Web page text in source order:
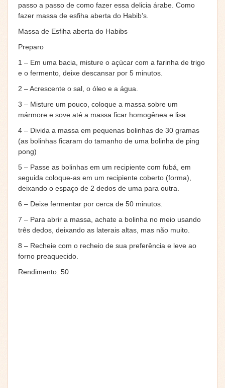
passo a passo de como fazer essa delicia árabe. Como
fazer massa de esfiha aberta do Habib’s.
Massa de Esfiha aberta do Habibs
Preparo
1 – Em uma bacia, misture o açúcar com a farinha de trigo
e o fermento, deixe descansar por 5 minutos.
2 – Acrescente o sal, o óleo e a água.
3 – Misture um pouco, coloque a massa sobre um
mármore e sove até a massa ficar homogênea e lisa.
4 – Divida a massa em pequenas bolinhas de 30 gramas
(as bolinhas ficaram do tamanho de uma bolinha de ping
pong)
5 – Passe as bolinhas em um recipiente com fubá, em
seguida coloque-as em um recipiente coberto (forma),
deixando o espaço de 2 dedos de uma para outra.
6 – Deixe fermentar por cerca de 50 minutos.
7 – Para abrir a massa, achate a bolinha no meio usando
três dedos, deixando as laterais altas, mas não muito.
8 – Recheie com o recheio de sua preferência e leve ao
forno preaquecido.
Rendimento: 50